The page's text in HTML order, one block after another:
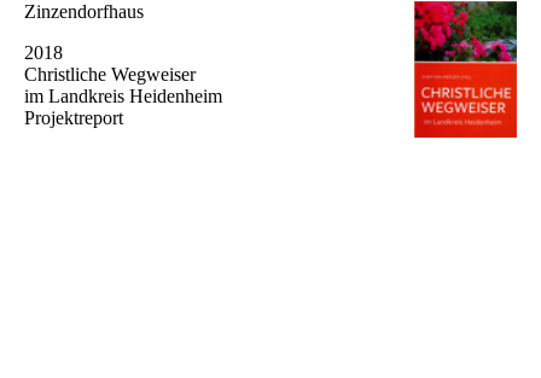
Zinzendorfhaus
2018
Christliche Wegweiser
im Landkreis Heidenheim
Projektreport